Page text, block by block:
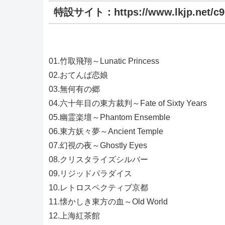
特設サイト：https://www.lkjp.net/
01.竹取飛翔～Lunatic Princess
02.おてんば恋娘
03.無何有の郷
04.六十年目の東方裁判～Fate of Sixty Years
05.幽霊楽壇～Phantom Ensemble
06.東方妖々夢～Ancient Temple
07.幻視の夜～Ghostly Eyes
08.クリスタライズシルバー
09.リジッドパラダイス
10.レトロスペクティブ京都
11.懐かしき東方の血～Old World
12.上海紅茶館